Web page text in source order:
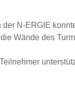
N-ERGIE
Wände des